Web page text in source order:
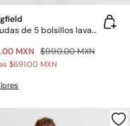
Bermudas de 5 bolsillos lavadas slim fit
MXN $990.00 MXN
$691.00 MXN